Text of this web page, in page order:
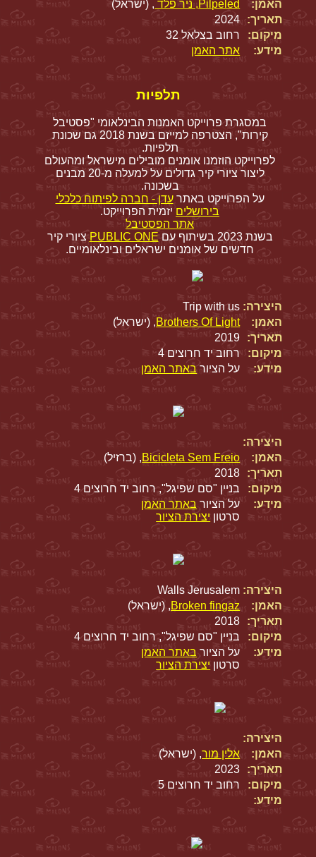
האמן: Pilpeled, ניר פלד
, (ישראל)
תאריך:
2024
מיקום:
רחוב בצלאל 32
מידע:
אתר האמן
תלפיות
במסגרת פרוייקט האמנות הבינלאומי "פסטיבל
קירות", הצטרפה למייזם בשנת 2018 גם שכונת
תלפיות.
לפרוייקט הוזמנו אומנים מובילים מישראל ומהעולם
ליצור ציורי קיר גדולים על למעלה מ-20 מבנים
בשכונה.
על הפרוייקט באתרעדן - חברה לפיתוח כלכלי
בירושלים יזמית הפרוייקט.
אתר הפסטיבל
בשנת 2023 בשיתוף עם
PUBLIC ONEציורי קיר
חדשים של אומנים ישראלים ובינלאומיים.
היצירה: Trip with us
האמן:
Brothers Of Light, (ישראל)
תאריך:
2019
מיקום:
רחוב יד חרוצים 4
מידע:
על הציורבאתר האמן
היצירה:
האמן:
Bicicleta Sem Freio, (ברזיל)
תאריך:
2018
מיקום:
בניין "סם שפיגל", רחוב יד חרוצים 4
מידע:
על הציור באתר האמן
סרטון יצירת הציור
היצירה: Walls Jerusalem
האמן:
Broken fingaz, (ישראל)
תאריך:
2018
מיקום:
בניין "סם שפיגל", רחוב יד חרוצים 4
מידע:
על הציור באתר האמן
סרטון יצירת הציור
היצירה:
האמן:
אלין מור, (ישראל)
תאריך:
2023
מיקום:
רחוב יד חרוצים 5
מידע: